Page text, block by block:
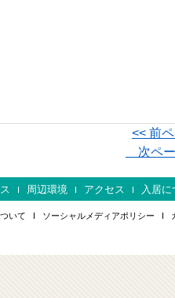
<< 前
次ペ
周辺環境 アクセス 入居に
いて ソーシャルメディアポリシー